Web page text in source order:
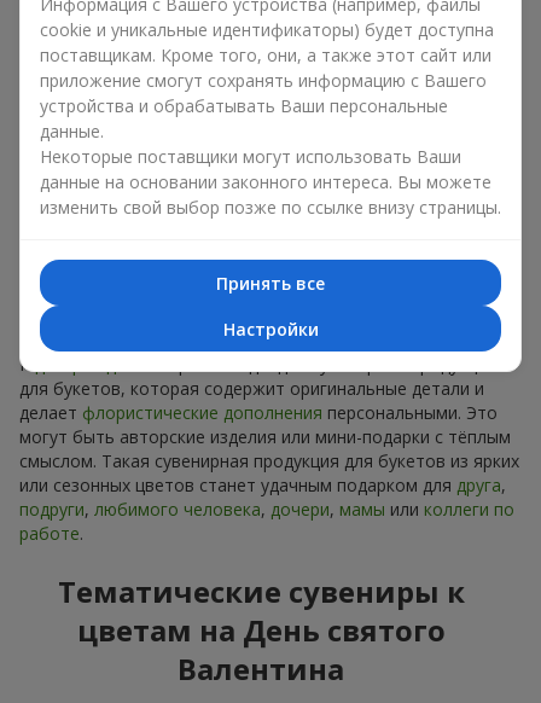
Сувениры к букетам на разные
праздники
Праздник задаёт настроение, а сувенирная продукция для
букетов его подчёркивает. Именно поэтому сувениры к
цветам часто выбирают с учётом даты и события. В нашем
ассортименте найдётся сувенирная продукция для букетов,
которая подойдёт к любому празднику и может быть
рассчитана на любой бюджет.
Сувенирная продукция к
букетам на День рождения
К
для букетов, которая содержит оригинальные детали и
делает флористические дополнения персональными. Это
могут быть авторские изделия или мини-подарки с тёплым
смыслом. Такая сувенирная продукция для букетов из ярких
или сезонных цветов станет удачным подарком для друга,
подруги, любимого человека, дочери, мамы или коллеги по
работе.
Тематические сувениры к
цветам на День святого
Валентина
cookie и уникальные идентификаторы) будет доступна
поставщикам. Кроме того, они, а также этот сайт или
приложение смогут сохранять информацию с Вашего
устройства и обрабатывать Ваши персональные
данные.
Некоторые поставщики могут использовать Ваши
данные на основании законного интереса. Вы можете
изменить свой выбор позже по ссылке внизу страницы.
Принять все
Настройки